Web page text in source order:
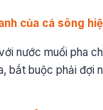
của cá sông
nước muối pha
bắt buộc phải